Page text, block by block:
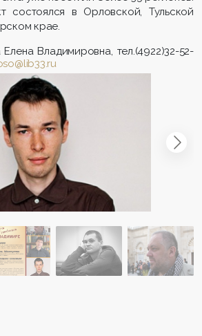
состоялся в Орловской, Тульской
крае.
Владимировна, тел.(4922)32-52-